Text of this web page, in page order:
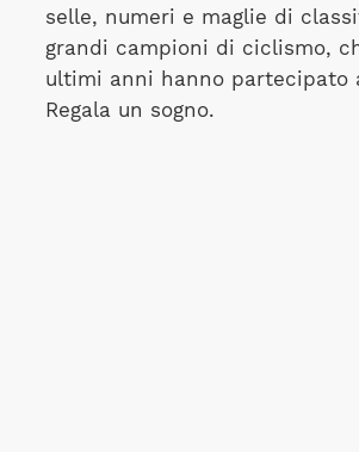
selle, numeri e maglie di
grandi campioni di ciclismo,
ultimi anni hanno partecipato
Regala un sogno.